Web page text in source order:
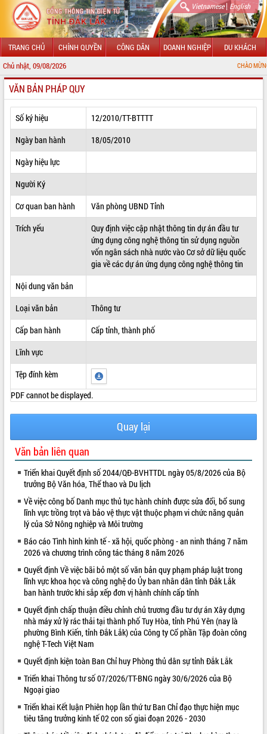
Vietnamese| English
TRANG CHỦ CHÍNH QUYỀN CÔNG DÂN DOANH NGHIỆP DU KHÁCH
Chủ nhật, 09/08/2026 CHÀO MỪNG ĐẾN VỚI
GIỚI THIỆU
LÃNH ĐẠO UBND TỈNH
TIN TỨC SỰ KIỆN
SỞ, BAN, NGÀNH
UBND CÁC XÃ, PHƯỜNG
THÔNG TIN CHỈ ĐẠO ĐIỀU HÀNH
HỆ THỐNG VĂN BẢN
ĐIỂM TIN VĂN BẢN
QUY HOẠCH - KẾ HOẠCH
VIDEO
Loading the player...
Trailer Lễ hội Sầu riêng Đắk Lắk năm
Khám bệnh, cấp phát thuốc miễn phí
và tặng quà người dân xã Cư Pui
Hội nghị UBND tỉnh Đắk Lắk thường kỳ
tháng 7/2026
Lễ truy tặng danh hiệu “Bà Mẹ Việt
Nam Anh hùng” và trao Huân chương
Lao động
UBND tỉnh Đắk Lắk triển khai nhiệm
vụ 6 tháng cuối năm 2026
ALBUM ẢNH
VĂN BẢN PHÁP QUY
Số ký hiệu
12/2010/TT-BTTTT
Ngày ban hành
18/05/2010
Ngày hiệu lực
Người Ký
Cơ quan ban hành
Văn phòng UBND Tỉnh
Trích yếu
Quy định việc cập nhật thông tin dự án đầu tư
ứng dụng công nghệ thông tin sử dụng nguồn
vốn ngân sách nhà nước vào Cơ sở dữ liệu quốc
gia về các dự án ứng dụng công nghệ thông tin
Nội dung văn bản
Loại văn bản
Thông tư
Cấp ban hành
Cấp tỉnh, thành phố
Lĩnh vực
Tệp đính kèm
PDF cannot be displayed.
Quay lại
Văn bản liên quan
Triển khai Quyết định số 2044/QĐ-BVHTTDL ngày 05/8/2026 của Bộ
trưởng Bộ Văn hóa, Thể thao và Du lịch
Về việc công bố Danh mục thủ tục hành chính được sửa đổi, bổ sung
lĩnh vực trồng trọt và bảo vệ thực vật thuộc phạm vi chức năng quản
lý của Sở Nông nghiệp và Môi trường
Báo cáo Tình hình kinh tế - xã hội, quốc phòng - an ninh tháng 7 năm
2026 và chương trình công tác tháng 8 năm 2026
Quyết định Về việc bãi bỏ một số văn bản quy phạm pháp luật trong
lĩnh vực khoa học và công nghệ do Ủy ban nhân dân tỉnh Đắk Lắk
ban hành trước khi sắp xếp đơn vị hành chính cấp tỉnh
Quyết định chấp thuận điều chỉnh chủ trương đầu tư dự án Xây dựng
nhà máy xử lý rác thải tại thành phố Tuy Hòa, tỉnh Phú Yên (nay là
phường Bình Kiến, tỉnh Đắk Lắk) của Công ty Cổ phần Tập đoàn công
nghệ T-Tech Việt Nam
Quyết định kiện toàn Ban Chỉ huy Phòng thủ dân sự tỉnh Đắk Lắk
Triển khai Thông tư số 07/2026/TT-BNG ngày 30/6/2026 của Bộ
Ngoại giao
Triển khai Kết luận Phiên họp lần thứ tư Ban Chỉ đạo thực hiện mục
tiêu tăng trưởng kinh tế 02 con số giai đoạn 2026 - 2030